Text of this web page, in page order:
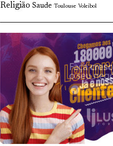
Religião Saude Toulouse Voleibol